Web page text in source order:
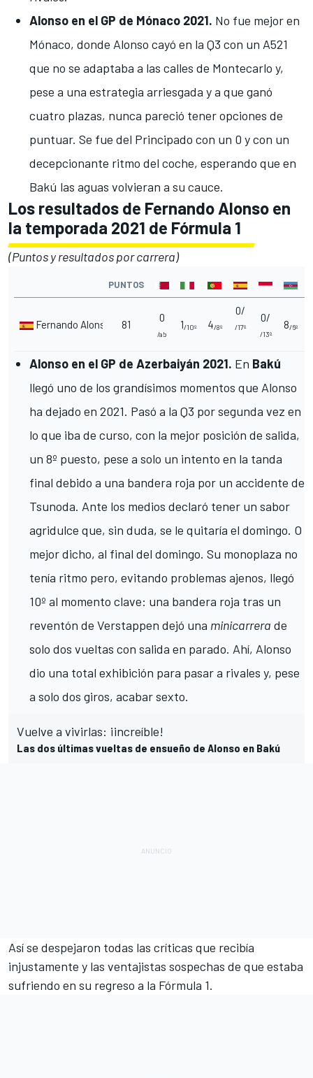
Alonso en el GP de Mónaco 2021. No fue mejor en
Mónaco, donde Alonso cayó en la Q3 con un A521
que no se adaptaba a las calles de Montecarlo y,
pese a una estrategia arriesgada y a que ganó
cuatro plazas, nunca pareció tener opciones de
puntuar. Se fue del Principado con un 0 y con un
decepcionante ritmo del coche, esperando que en
Bakú las aguas volvieran a su cauce.
Los resultados de Fernando Alonso en
la temporada 2021 de Fórmula 1
(Puntos y resultados por carrera)
PUNTOS
Fernando Alonso 81
0
/ab
1/10º 4/8º
0/
/17º
0/
/13º
8/6º
Alonso en el GP de Azerbaiyán 2021. En Bakú
llegó uno de los grandísimos momentos que Alonso
ha dejado en 2021. Pasó a la Q3 por segunda vez en
lo que iba de curso, con la mejor posición de salida,
un 8º puesto, pese a solo un intento en la tanda
final debido a una bandera roja por un accidente de
Tsunoda. Ante los medios declaró tener un sabor
agridulce que, sin duda, se le quitaría el domingo. O
mejor dicho, al final del domingo. Su monoplaza no
tenía ritmo pero, evitando problemas ajenos, llegó
10º al momento clave: una bandera roja tras un
reventón de Verstappen dejó una minicarrera de
solo dos vueltas con salida en parado. Ahí, Alonso
dio una total exhibición para pasar a rivales y, pese
a solo dos giros, acabar sexto.
Vuelve a vivirlas: ¡increíble!
Las dos últimas vueltas de ensueño de Alonso en Bakú
Así se despejaron todas las críticas que recibía
injustamente y las ventajistas sospechas de que estaba
sufriendo en su regreso a la Fórmula 1.